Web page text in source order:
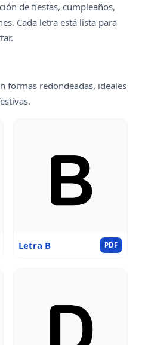
de fiestas, cumpleaños,
Cada letra está lista para
formas redondeadas, ideales
Letra B PDF